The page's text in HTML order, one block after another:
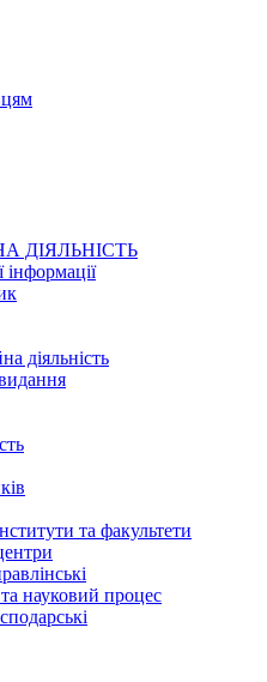
ДІЯЛЬНІСТЬ
діяльність
та факультети
науковий процес